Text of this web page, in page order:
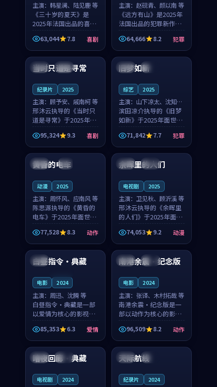
主演： 韩星澜、陆见鹿 等
《三十岁的夏天》是
2025年法国出品的喜剧
新作，主创团队希望用
深夜电台的故事让观众
停下来想一想。韩星澜
角色，山田纯一的叙事
63,044 7.8 喜剧
主演： 赵砚青、颜以南 等
《远方有山》是2025年
法国出品的犯罪新作，
主创团队希望用高校追
梦的故事让观众停下来
想一想。赵砚青领衔，
颜以南担任重要角色，
山田纯一的叙事节奏
64,666 8.2 犯罪
泰国 杜比
当时只道是寻常
纪录片 2025
主演： 顾予安、戚南柯 等
邢沐云执导的《当时只
道是寻常》于2025年面
世，泰国的城市气质与
母女情深的人物心境共
同构筑了影片基调。顾
予安、戚南柯用细腻的
表演撑起整部喜剧电
95,324 9.3 喜剧
中国 高分
旧梦如新
综艺 2025
主演： 山下凉太、沈知韵
等
滨田凉介执导的《旧梦
如新》于2025年面世，
中国台湾的城市气质与
异国相遇的人物心境共
同构筑了影片基调。山
下凉太、沈知韵用细腻
的表演撑起整部犯罪
71,842 7.7 犯罪
日本 4K
黄昏的电车
动漫 2025
主演： 周怀风、应南风 等
陈思源执导的《黄昏的
电车》于2025年面世，
日本的城市气质与渔村
故事的人物心境共同构
筑了影片基调。周怀
风、应南风用细腻的表
演撑起整部动作电影，
77,528 8.3 动作
泰国 完结
余晖里的人们
电视剧 2025
主演： 卫见秋、顾沂溪 等
邢沐云执导的《余晖里
的人们》于2025年面
世，泰国的城市气质与
小镇生活的人物心境共
同构筑了影片基调。卫
见秋、顾沂溪用细腻的
表演撑起整部动漫电
74,053 9.2 动漫
美国
白昼指令·典藏
电影 2024
主演： 周迅、沈腾 等
白昼指令·典藏是一部
以爱情为核心的影视作
品，围绕危机、反转与
人物成长展开，整体节
奏紧凑，值得推荐观
看。
85,353 6.3 爱情
日本 热播
南港余震·纪念版
电影 2024
主演： 张译、木村拓哉 等
南港余震·纪念版是一
部以动作为核心的影视
作品，围绕危机、反转
与人物成长展开，整体
节奏紧凑，值得推荐观
看。
96,509 8.2 动作
英国 热播
暗夜回廊·典藏
电视剧 2024
中国 独播
天际航线
纪录片 2024